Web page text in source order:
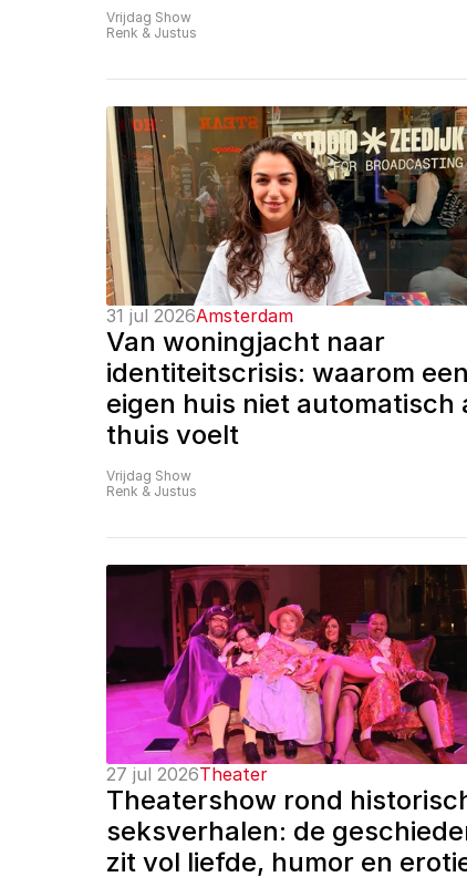
Vrijdag Show
Renk & Justus
31 jul 2026Amsterdam
Van woningjacht naar
identiteitscrisis: waarom een
eigen huis niet automatisch
thuis voelt
Vrijdag Show
Renk & Justus
27 jul 2026Theater
Theatershow rond
seksverhalen: de
zit vol liefde, humor en